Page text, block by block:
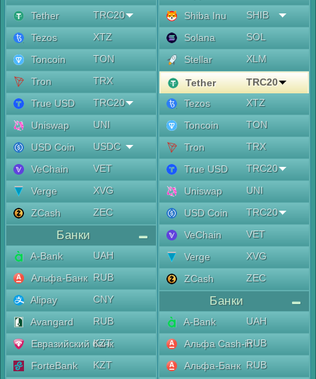
Tether
TRC20
Tezos
XTZ
Toncoin
TON
Tron
TRX
True USD
TRC20
Uniswap
UNI
USD Coin
USDC
VeChain
VET
Verge
XVG
ZCash
ZEC
Банки
A-Bank
UAH
Альфа-Банк RUB
Alipay
CNY
Avangard
RUB
Евразийский банк
KZT
ForteBank
KZT
Shiba Inu
SHIB
Solana
SOL
Stellar
XLM
Tether
TRC20
Tezos
XTZ
Toncoin
TON
Tron
TRX
True USD
TRC20
Uniswap
UNI
USD Coin
TRC20
VeChain
VET
Verge
XVG
ZCash
ZEC
Банки
A-Bank
UAH
Альфа Cash-inRUB
Альфа-Банк RUB